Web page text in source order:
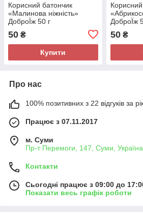
Корисний батончик
«Малинова ніжність»
ДоброЇж 50 г
50 ₴
Купити
ДоброЇж
50₴
Про нас
100% позитивних з 22 відгуків за
Працює з 07.11.2017
м. Суми
Пр-т Перемоги, 147, Суми, Україна
Контакти
Сьогодні працює з 09:00 до
Показати весь графік роботи